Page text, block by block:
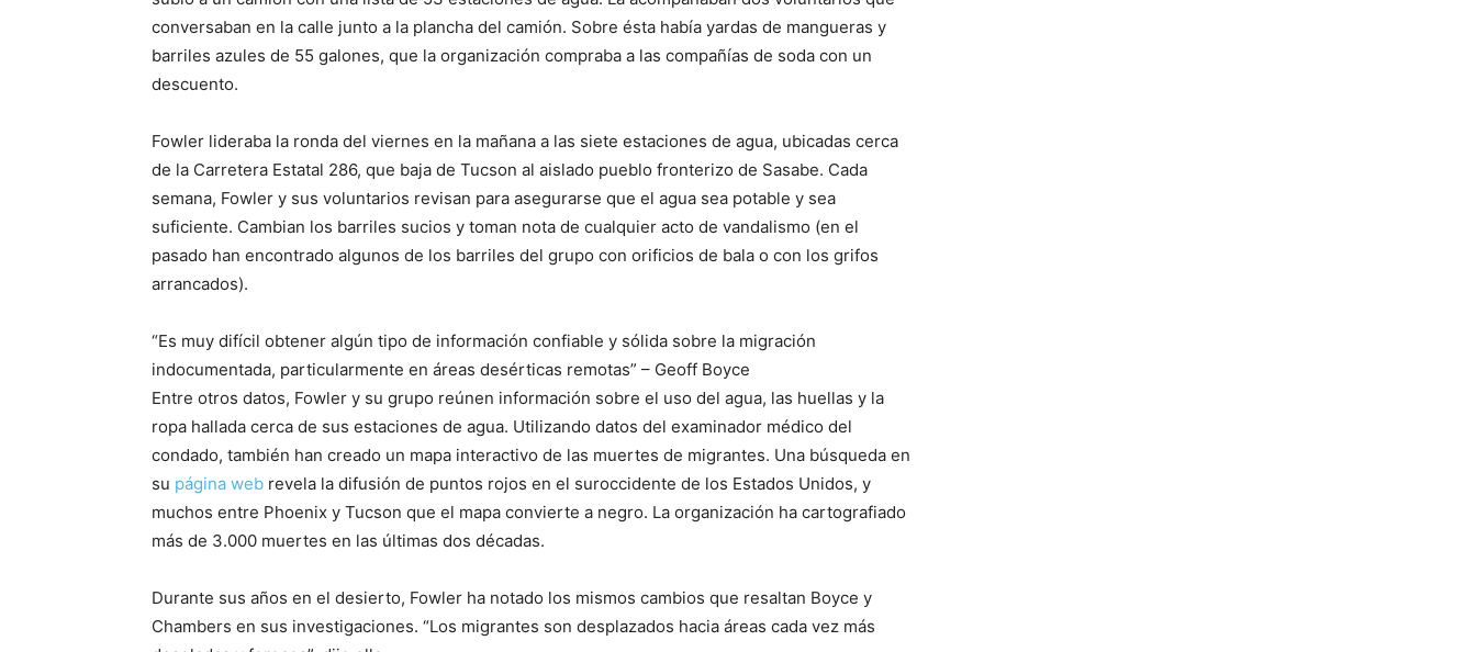
conversaban en la calle junto a la plancha del camión. Sobre ésta había yardas de mangueras y
barriles azules de 55 galones, que la organización compraba a las compañías de soda con un
descuento.
Fowler lideraba la ronda del viernes en la mañana a las siete estaciones de agua, ubicadas cerca
de la Carretera Estatal 286, que baja de Tucson al aislado pueblo fronterizo de Sasabe. Cada
semana, Fowler y sus voluntarios revisan para asegurarse que el agua sea potable y sea
suficiente. Cambian los barriles sucios y toman nota de cualquier acto de vandalismo (en el
pasado han encontrado algunos de los barriles del grupo con orificios de bala o con los grifos
arrancados).
“Es muy difícil obtener algún tipo de información confiable y sólida sobre la migración
indocumentada, particularmente en áreas desérticas remotas” – Geoff Boyce
Entre otros datos, Fowler y su grupo reúnen información sobre el uso del agua, las huellas y la
ropa hallada cerca de sus estaciones de agua. Utilizando datos del examinador médico del
condado, también han creado un mapa interactivo de las muertes de migrantes. Una búsqueda en
su página web revela la difusión de puntos rojos en el suroccidente de los Estados Unidos, y
muchos entre Phoenix y Tucson que el mapa convierte a negro. La organización ha cartografiado
más de 3.000 muertes en las últimas dos décadas.
Durante sus años en el desierto, Fowler ha notado los mismos cambios que resaltan Boyce y
Chambers en sus investigaciones. “Los migrantes son desplazados hacia áreas cada vez más